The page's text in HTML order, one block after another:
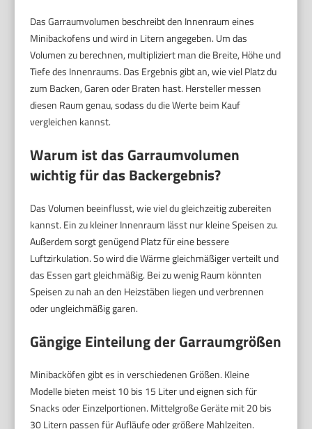
Das Garraumvolumen beschreibt den Innenraum eines
Minibackofens und wird in Litern angegeben. Um das
Volumen zu berechnen, multipliziert man die Breite, Höhe und
Tiefe des Innenraums. Das Ergebnis gibt an, wie viel Platz du
zum Backen, Garen oder Braten hast. Hersteller messen
diesen Raum genau, sodass du die Werte beim Kauf
vergleichen kannst.
Warum ist das Garraumvolumen
wichtig für das Backergebnis?
Das Volumen beeinflusst, wie viel du gleichzeitig zubereiten
kannst. Ein zu kleiner Innenraum lässt nur kleine Speisen zu.
Außerdem sorgt genügend Platz für eine bessere
Luftzirkulation. So wird die Wärme gleichmäßiger verteilt und
das Essen gart gleichmäßig. Bei zu wenig Raum könnten
Speisen zu nah an den Heizstäben liegen und verbrennen
oder ungleichmäßig garen.
Gängige Einteilung der Garraumgrößen
Minibacköfen gibt es in verschiedenen Größen. Kleine
Modelle bieten meist 10 bis 15 Liter und eignen sich für
Snacks oder Einzelportionen. Mittelgroße Geräte mit 20 bis
30 Litern passen für Aufläufe oder größere Mahlzeiten.